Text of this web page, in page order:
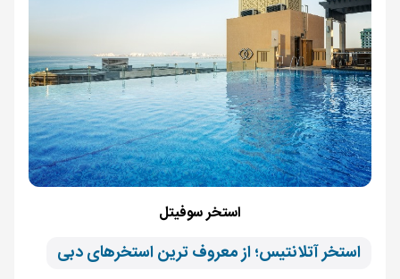
استخر سوفیتل
استخر آتلانتیس؛ از معروف ترین استخرهای دبی